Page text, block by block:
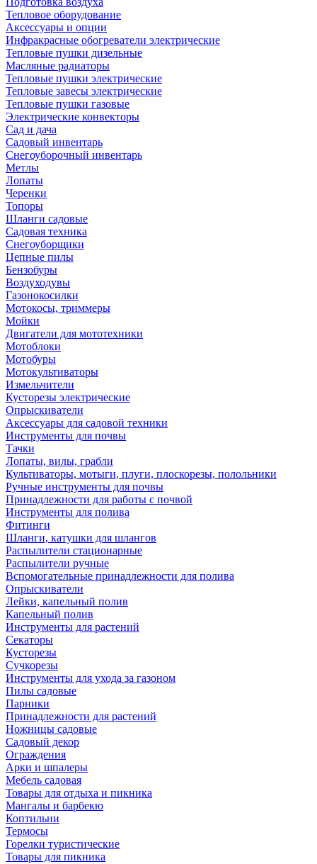
Тепловое оборудование
Аксессуары и опции
Инфракрасные обогреватели электрические
Тепловые пушки дизельные
Масляные радиаторы
Тепловые пушки электрические
Тепловые завесы электрические
Тепловые пушки газовые
Электрические конвекторы
Сад и дача
Садовый инвентарь
Снегоуборочный инвентарь
Метлы
Лопаты
Черенки
Топоры
Шланги садовые
Садовая техника
Снегоуборщики
Цепные пилы
Бензобуры
Воздуходувы
Газонокосилки
Мотокосы, триммеры
Мойки
Двигатели для мототехники
Мотоблоки
Мотобуры
Мотокультиваторы
Измельчители
Кусторезы электрические
Опрыскиватели
Аксессуары для садовой техники
Инструменты для почвы
Тачки
Лопаты, вилы, грабли
Культиваторы, мотыги, плуги, плоскорезы, полольники
Ручные инструменты для почвы
Принадлежности для работы с почвой
Инструменты для полива
Фитинги
Шланги, катушки для шлангов
Распылители стационарные
Распылители ручные
Вспомогательные принадлежности для полива
Опрыскиватели
Лейки, капельный полив
Капельный полив
Инструменты для растений
Секаторы
Кусторезы
Сучкорезы
Инструменты для ухода за газоном
Пилы садовые
Парники
Принадлежности для растений
Ножницы садовые
Садовый декор
Ограждения
Арки и шпалеры
Мебель садовая
Товары для отдыха и пикника
Мангалы и барбекю
Коптильни
Термосы
Горелки туристические
Товары для пикника